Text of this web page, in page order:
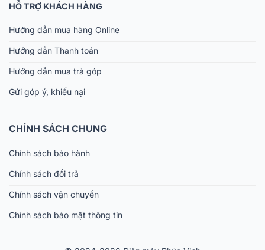
HỖ TRỢ KHÁCH HÀNG
Hướng dẫn mua hàng Online
Hướng dẫn Thanh toán
Hướng dẫn mua trả góp
Gửi góp ý, khiếu nại
CHÍNH SÁCH CHUNG
Chính sách bảo hành
Chính sách đổi trả
Chính sách vận chuyển
Chính sách bảo mật thông tin